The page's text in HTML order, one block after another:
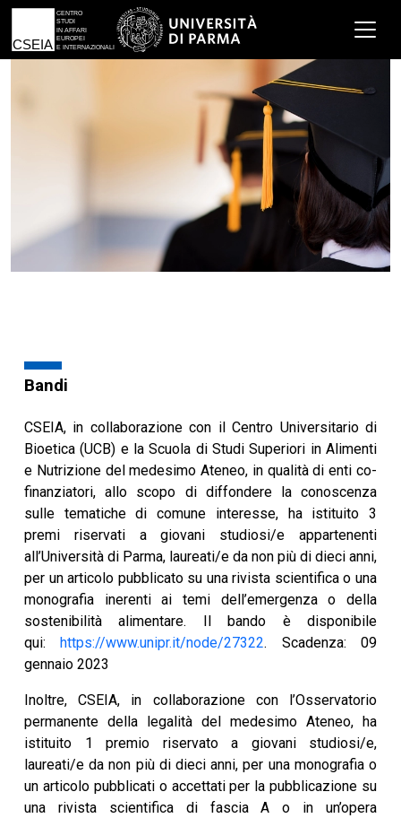
Bandi
CSEIA, in collaborazione con il Centro Universitario di
Bioetica (UCB) e la Scuola di Studi Superiori in Alimenti
e Nutrizione del medesimo Ateneo, in qualità di enti co-
finanziatori, allo scopo di diffondere la conoscenza
sulle tematiche di comune interesse, ha istituito 3
premi riservati a giovani studiosi/e appartenenti
all’Università di Parma, laureati/e da non più di dieci anni,
per un articolo pubblicato su una rivista scientifica o una
monografia inerenti ai temi dell’emergenza o della
sostenibilità alimentare. Il bando è disponibile
qui: https://www.unipr.it/node/27322. Scadenza: 09
gennaio 2023
Inoltre, CSEIA, in collaborazione con l’Osservatorio
permanente della legalità del medesimo Ateneo, ha
istituito 1 premio riservato a giovani studiosi/e,
laureati/e da non più di dieci anni, per una monografia o
un articolo pubblicati o accettati per la pubblicazione su
una rivista scientifica di fascia A o in un’opera